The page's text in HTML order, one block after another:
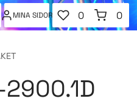
MINA SIDOR
FAVORITER
ANTAL
0
KUNDVAGN
0